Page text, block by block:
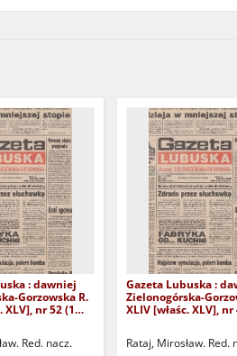
: dawniej
Gorzowska R.
XLV], nr 52 (1
Red. nacz.
Gazeta Lubuska :
Zielonogórska-
XLIV [właśc. XLV], nr
Rataj, Mirosław. Red.